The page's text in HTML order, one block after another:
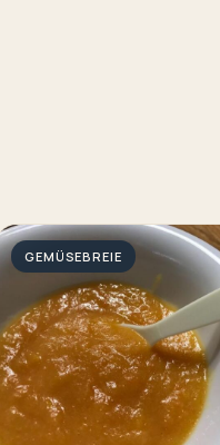
GEMÜSEBREIE